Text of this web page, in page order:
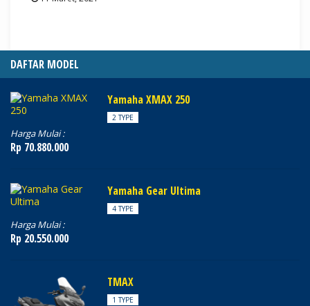
DAFTAR MODEL
Yamaha XMAX 250
2 TYPE
Harga Mulai :
Rp 70.880.000
Yamaha Gear Ultima
4 TYPE
Harga Mulai :
Rp 20.550.000
TMAX
1 TYPE